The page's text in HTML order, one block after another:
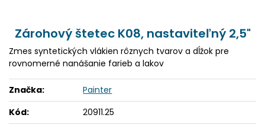
Zárohový štetec K08, nastaviteľný 2,5"
Zmes syntetických vlákien rôznych tvarov a dĺžok pre
rovnomerné nanášanie farieb a lakov
Značka:
Painter
Kód:
20911.25